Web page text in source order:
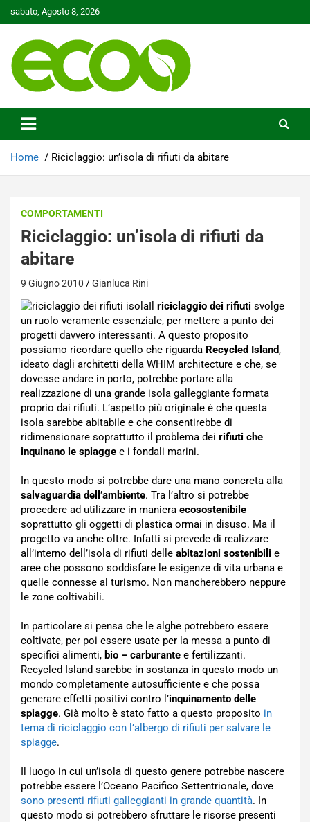
to
sabato, Agosto 8, 2026
Ecoo.it
Home Riciclaggio: un’isola di rifiuti da abitare
COMPORTAMENTI
Riciclaggio: un’isola di rifiuti da
abitare
9 Giugno 2010 Gianluca Rini
Il riciclaggio dei rifiuti svolge
un ruolo veramente essenziale, per mettere a punto dei
progetti davvero interessanti. A questo proposito
possiamo ricordare quello che riguarda Recycled Island,
ideato dagli architetti della WHIM architecture e che, se
dovesse andare in porto, potrebbe portare alla
realizzazione di una grande isola galleggiante formata
proprio dai rifiuti. L’aspetto più originale è che questa
isola sarebbe abitabile e che consentirebbe di
ridimensionare soprattutto il problema dei rifiuti che
inquinano le spiagge e i fondali marini.
In questo modo si potrebbe dare una mano concreta alla
salvaguardia dell’ambiente. Tra l’altro si potrebbe
procedere ad utilizzare in maniera ecosostenibile
soprattutto gli oggetti di plastica ormai in disuso. Ma il
progetto va anche oltre. Infatti si prevede di realizzare
all’interno dell’isola di rifiuti delle abitazioni sostenibili e
aree che possono soddisfare le esigenze di vita urbana e
quelle connesse al turismo. Non mancherebbero neppure
le zone coltivabili.
In particolare si pensa che le alghe potrebbero essere
coltivate, per poi essere usate per la messa a punto di
specifici alimenti, bio – carburante e fertilizzanti.
Recycled Island sarebbe in sostanza in questo modo un
mondo completamente autosufficiente e che possa
generare effetti positivi contro l’inquinamento delle
spiagge. Già molto è stato fatto a questo proposito in
tema di riciclaggio con l’albergo di rifiuti per salvare le
spiagge.
Il luogo in cui un’isola di questo genere potrebbe nascere
potrebbe essere l’Oceano Pacifico Settentrionale, dove
sono presenti rifiuti galleggianti in grande quantità. In
questo modo si potrebbero sfruttare le risorse presenti